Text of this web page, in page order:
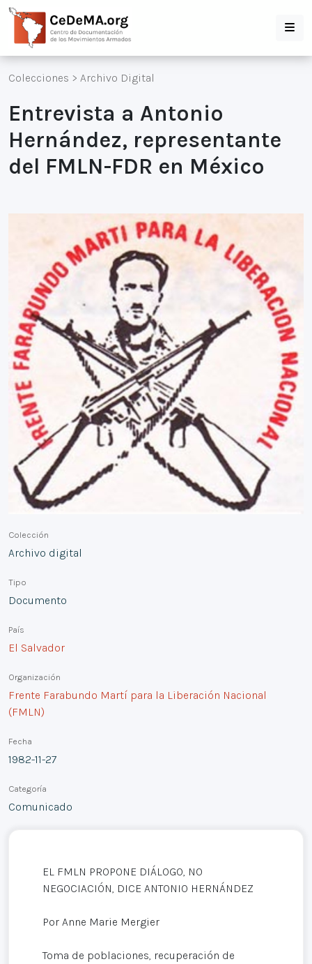
Colecciones > Archivo Digital
Entrevista a Antonio
Hernández, representante
del FMLN-FDR en México
Colección
Archivo digital
Tipo
Documento
País
El Salvador
Organización
Frente Farabundo Martí para la Liberación Nacional
(FMLN)
Fecha
1982-11-27
Categoría
Comunicado
EL FMLN PROPONE DIÁLOGO, NO
NEGOCIACIÓN, DICE ANTONIO HERNÁNDEZ
Por Anne Marie Mergier
Toma de poblaciones, recuperación de